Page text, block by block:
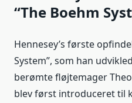
“The Boehm
Hennesey’s første
System”, som han
berømte fløjtemager
blev først introduceret til